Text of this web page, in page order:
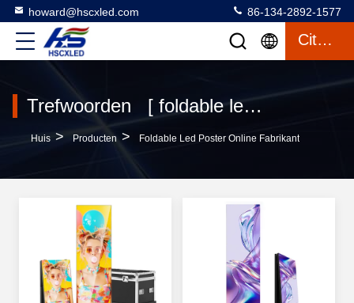
howard@hscxled.com 86-134-2892-1577
Citaat
Trefwoorden [ foldable led poster ] wedstrijd 28 producten
Huis > Producten > Foldable Led Poster Online Fabrikant